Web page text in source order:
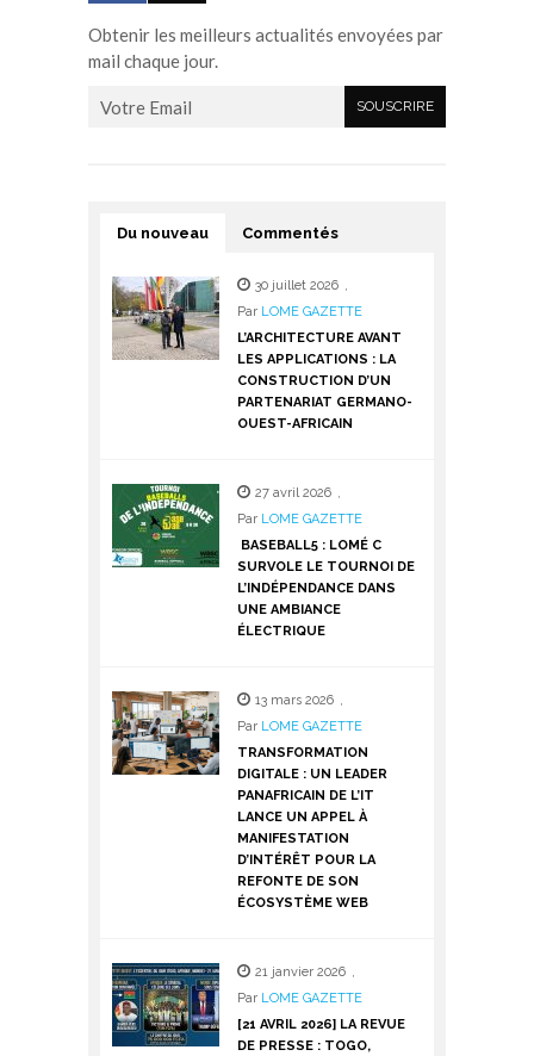
Obtenir les meilleurs actualités envoyées par
mail chaque jour.
Du nouveau Commentés
30 juillet 2026 ,
Par LOME GAZETTE
L’ARCHITECTURE AVANT
LES APPLICATIONS : LA
CONSTRUCTION D’UN
PARTENARIAT GERMANO-
OUEST-AFRICAIN
27 avril 2026 ,
Par LOME GAZETTE
BASEBALL5 : LOMÉ C
SURVOLE LE TOURNOI DE
L’INDÉPENDANCE DANS
UNE AMBIANCE
ÉLECTRIQUE
13 mars 2026 ,
Par LOME GAZETTE
TRANSFORMATION
DIGITALE : UN LEADER
PANAFRICAIN DE L’IT
LANCE UN APPEL À
MANIFESTATION
D’INTÉRÊT POUR LA
REFONTE DE SON
ÉCOSYSTÈME WEB
21 janvier 2026 ,
Par LOME GAZETTE
[21 AVRIL 2026] LA REVUE
DE PRESSE : TOGO,